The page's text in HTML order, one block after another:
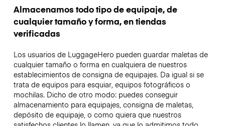
Almacenamos todo tipo de equipaje, de
cualquier tamaño y forma, en tiendas
verificadas
Los usuarios de LuggageHero pueden guardar maletas de
cualquier tamaño o forma en cualquiera de nuestros
establecimientos de consigna de equipajes. Da igual si se
trata de equipos para esquiar, equipos fotográficos o
mochilas. Dicho de otro modo: puedes conseguir
almacenamiento para equipajes, consigna de maletas,
depósito de equipaje, o como quiera que nuestros